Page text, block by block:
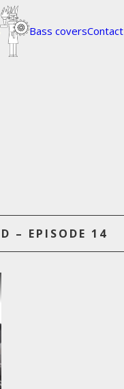
Bass coversContact
– EPISODE 14